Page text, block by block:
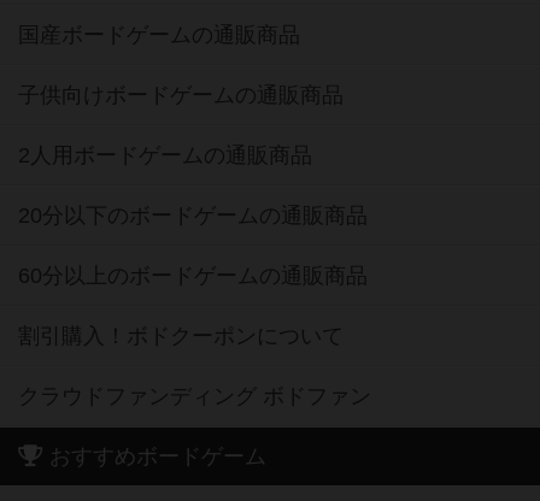
国産ボードゲームの通販商品
子供向けボードゲームの通販商品
2人用ボードゲームの通販商品
20分以下のボードゲームの通販商品
60分以上のボードゲームの通販商品
割引購入！ボドクーポンについて
クラウドファンディング ボドファン
おすすめボードゲーム